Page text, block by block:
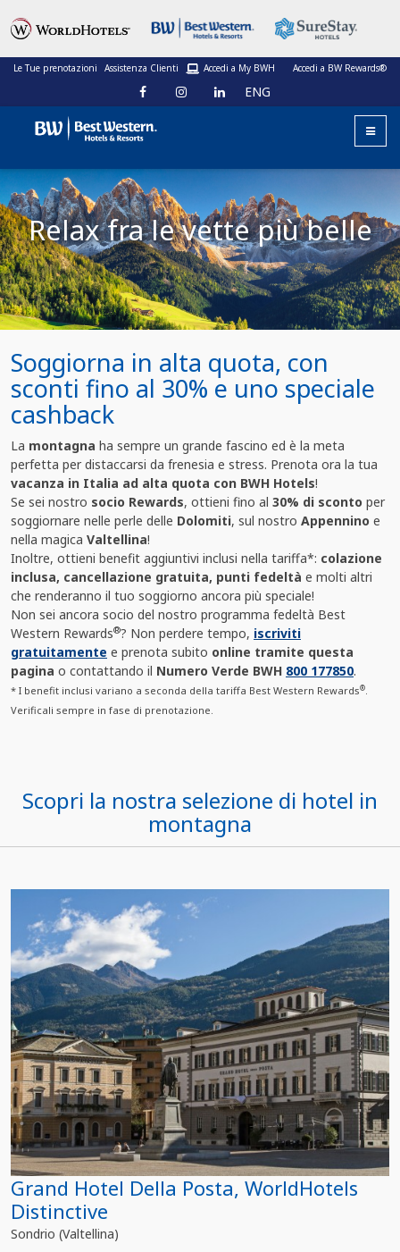
Le Tue prenotazioni Assistenza Clienti Accedi a My BWH Accedi a BW Rewards®
ENG
Relax fra le vette più belle
Soggiorna in alta quota, con
sconti fino al 30% e uno speciale
cashback
La montagna ha sempre un grande fascino ed è la meta
perfetta per distaccarsi da frenesia e stress. Prenota ora la tua
vacanza in Italia ad alta quota con BWH Hotels!
Se sei nostro socio Rewards, ottieni fino al 30% di sconto per
soggiornare nelle perle delle Dolomiti, sul nostro Appennino e
nella magica Valtellina!
Inoltre, ottieni benefit aggiuntivi inclusi nella tariffa*: colazione
inclusa, cancellazione gratuita, punti fedeltà e molti altri
che renderanno il tuo soggiorno ancora più speciale!
Non sei ancora socio del nostro programma fedeltà Best
Western Rewards®? Non perdere tempo, iscriviti
gratuitamente e prenota subito online tramite questa
pagina o contattando il Numero Verde BWH 800 177850.
* I benefit inclusi variano a seconda della tariffa Best Western Rewards®.
Verificali sempre in fase di prenotazione.
Scopri la nostra selezione di hotel in
montagna
Grand Hotel Della Posta, WorldHotels
Distinctive
Sondrio (Valtellina)